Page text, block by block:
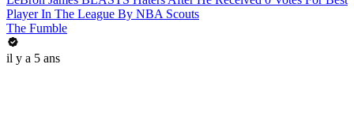
Player In The League By NBA Scouts
The Fumble
il y a 5 ans